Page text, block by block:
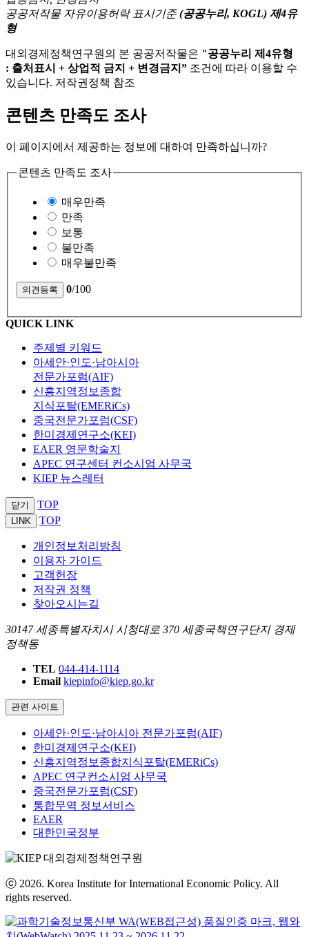
공공저작물 자유이용허락 표시기준 (공공누리, KOGL) 제4유
형
대외경제정책연구원의 본 공공저작물은 "공공누리 제4유형
: 출처표시 + 상업적 금지 + 변경금지” 조건에 따라 이용할 수
있습니다. 저작권정책 참조
콘텐츠 만족도 조사
이 페이지에서 제공하는 정보에 대하여 만족하십니까?
콘텐츠 만족도 조사
매우만족
만족
보통
불만족
매우불만족
0/100
QUICK LINK
주제별 키워드
아세안·인도·남아시아
전문가포럼(AIF)
신흥지역정보종합
지식포탈(EMERiCs)
중국전문가포럼(CSF)
한미경제연구소(KEI)
EAER 영문학술지
APEC 연구센터 컨소시엄 사무국
KIEP 뉴스레터
닫기 TOP
LINK TOP
개인정보처리방침
이용자 가이드
고객헌장
저작권 정책
찾아오시는길
30147 세종특별자치시 시청대로 370 세종국책연구단지 경제
정책동
TEL 044-414-1114
Email kiepinfo@kiep.go.kr
관련 사이트
아세안·인도·남아시아 전문가포럼(AIF)
한미경제연구소(KEI)
신흥지역정보종합지식포탈(EMERiCs)
APEC 연구컨소시엄 사무국
중국전문가포럼(CSF)
통합무역 정보서비스
EAER
대한민국정부
ⓒ 2026. Korea Institute for International Economic Policy. All
rights reserved.